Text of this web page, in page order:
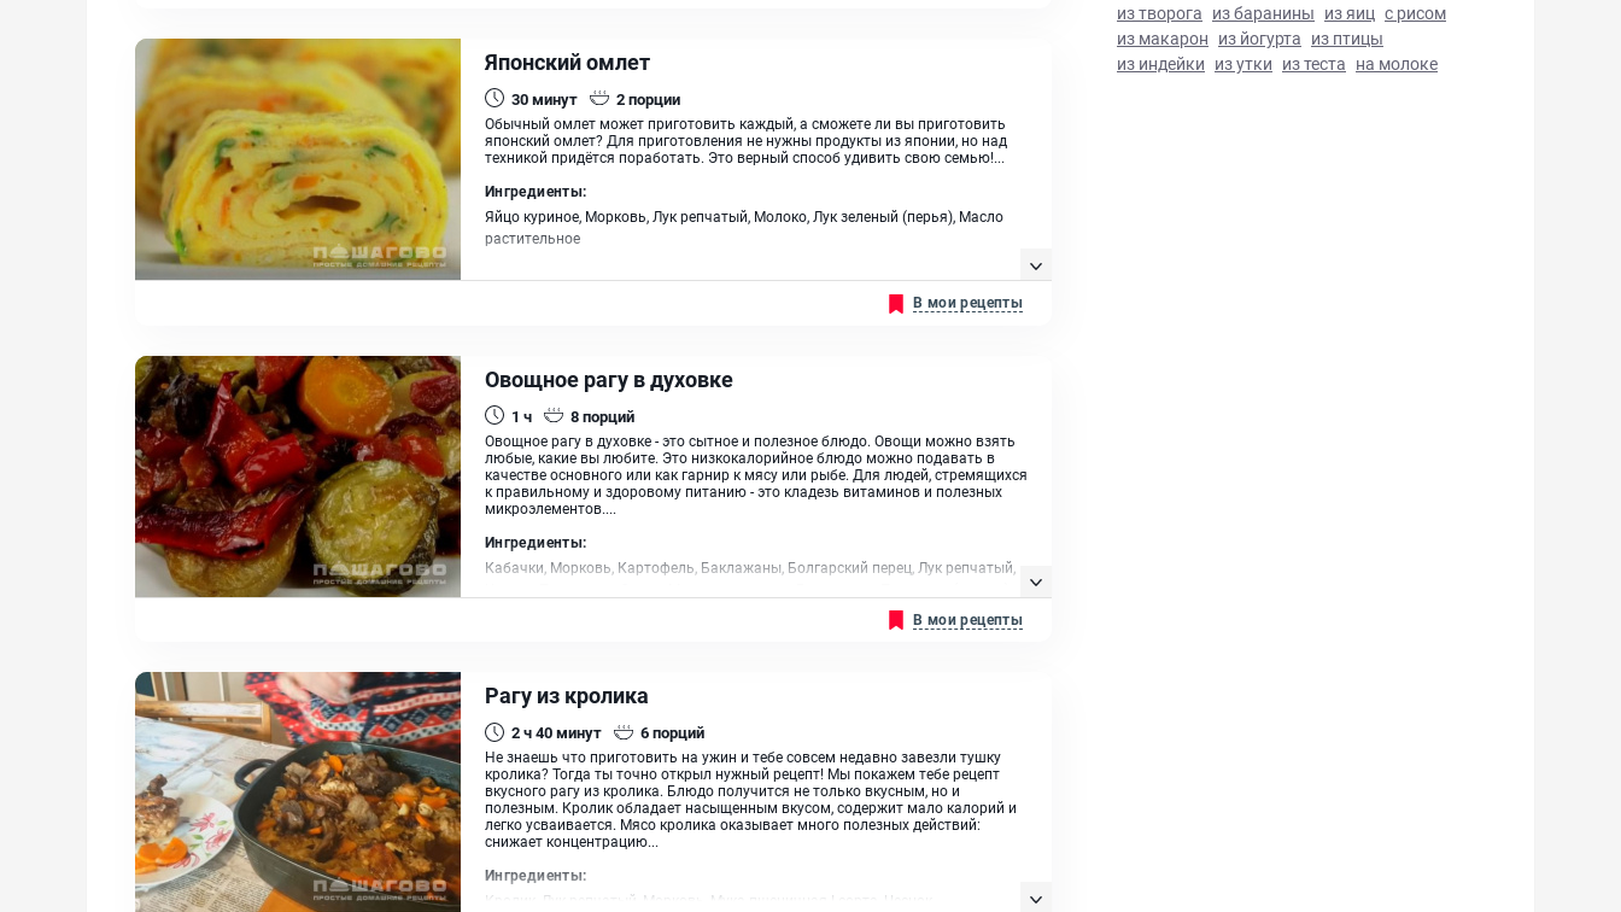
Японский омлет
30минут 2порции
Обычный омлет может приготовить каждый, а сможете ли вы приготовить
японский омлет? Для приготовления не нужны продукты из японии, но над
техникой придётся поработать. Это верный способ удивить свою семью!...
Ингредиенты:
Яйцо куриное, Морковь, Лук репчатый, Молоко, Лук зеленый (перья), Масло
растительное
В мои рецепты
Овощное рагу в духовке
1 ч 8порций
Овощное рагу в духовке - это сытное и полезное блюдо. Овощи можно взять
любые, какие вы любите. Это низкокалорийное блюдо можно подавать в
качестве основного или как гарнир к мясу или рыбе. Для людей, стремящихся
к правильному и здоровому питанию - это кладезь витаминов и полезных
микроэлементов....
Ингредиенты:
Кабачки, Морковь, Картофель, Баклажаны, Болгарский перец, Лук репчатый,
В мои рецепты
Рагу из кролика
2 ч 40минут 6порций
Не знаешь что приготовить на ужин и тебе совсем недавно завезли тушку
кролика? Тогда ты точно открыл нужный рецепт! Мы покажем тебе рецепт
вкусного рагу из кролика. Блюдо получится не только вкусным, но и
полезным. Кролик обладает насыщенным вкусом, содержит мало калорий и
легко усваивается. Мясо кролика оказывает много полезных действий:
снижает концентрацию...
Ингредиенты:
Кролик, Лук репчатый, Морковь, Мука пшеничная I сорта, Чеснок
из творога из баранины из яиц с рисом
из макарон из йогурта из птицы
из индейки из утки из теста на молоке